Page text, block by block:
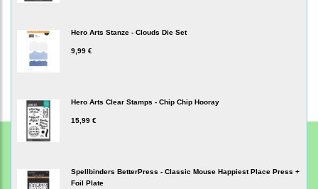
Hero Arts Stanze - Clouds Die Set
9,99 €
Hero Arts Clear Stamps - Chip Chip Hooray
15,99 €
Spellbinders BetterPress - Classic Mouse Happiest Place Press +
Foil Plate